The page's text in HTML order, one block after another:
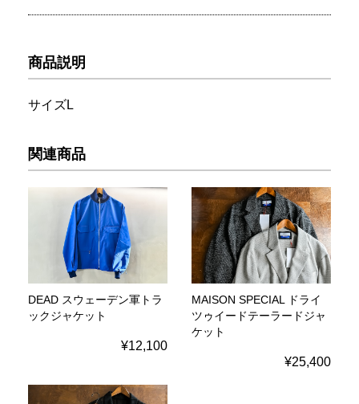
商品説明
サイズL
関連商品
DEAD スウェーデン軍トラ
ックジャケット
¥12,100
MAISON SPECIAL ドライ
ツゥイードテーラードジャ
ケット
¥25,400